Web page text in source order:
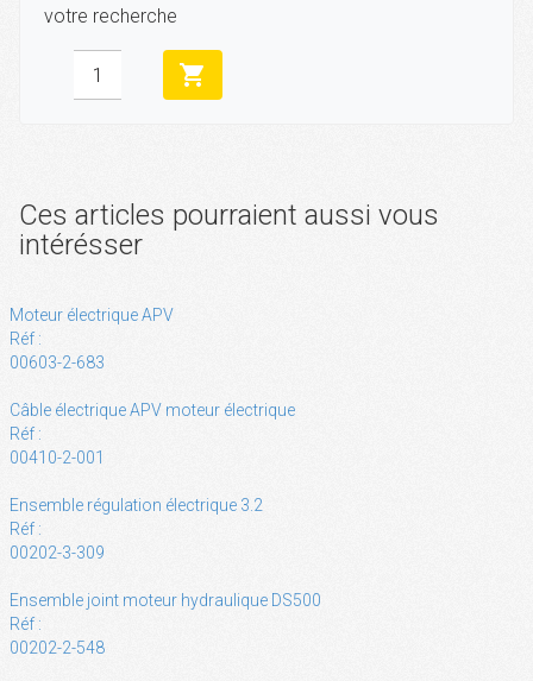
votre recherche
shopping_cart
Ces articles pourraient aussi vous
intérésser
Moteur électrique APV
Réf :
00603-2-683
Câble électrique APV moteur électrique
Réf :
00410-2-001
Ensemble régulation électrique 3.2
Réf :
00202-3-309
Ensemble joint moteur hydraulique DS500
Réf :
00202-2-548